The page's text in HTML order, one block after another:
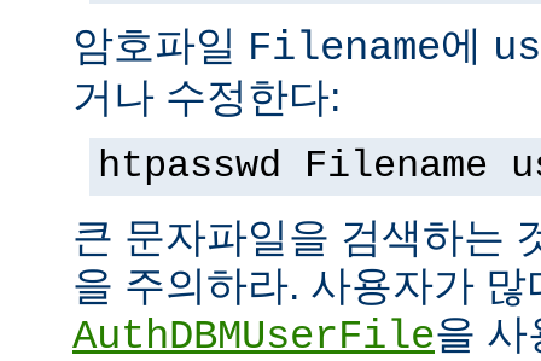
암호파일 Filename에
거나 수정한다:
htpasswd Filename
큰 문자파일을 검색하는
을 주의하라. 사용자가 많
AuthDBMUserFile을 사